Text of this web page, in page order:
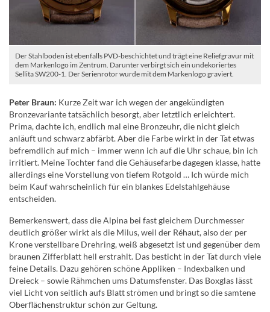
Der Stahlboden ist ebenfalls PVD-beschichtet und trägt eine Reliefgravur mit
dem Markenlogo im Zentrum. Darunter verbirgt sich ein undekoriertes
Sellita SW200-1. Der Serienrotor wurde mit dem Markenlogo graviert.
Peter Braun: Kurze Zeit war ich wegen der angekündigten
Bronzevariante tatsächlich besorgt, aber letztlich erleichtert.
Prima, dachte ich, endlich mal eine Bronzeuhr, die nicht gleich
anläuft und schwarz abfärbt. Aber die Farbe wirkt in der Tat etwas
befremdlich auf mich – immer wenn ich auf die Uhr schaue, bin ich
irritiert. Meine Tochter fand die Gehäusefarbe dagegen klasse, hatte
allerdings eine Vorstellung von tiefem Rotgold … Ich würde mich
beim Kauf wahrscheinlich für ein blankes Edelstahlgehäuse
entscheiden.
Bemerkenswert, dass die Alpina bei fast gleichem Durchmesser
deutlich größer wirkt als die Milus, weil der Réhaut, also der per
Krone verstellbare Drehring, weiß abgesetzt ist und gegenüber dem
braunen Zifferblatt hell erstrahlt. Das besticht in der Tat durch viele
feine Details. Dazu gehören schöne Appliken – Indexbalken und
Dreieck – sowie Rähmchen ums Datumsfenster. Das Boxglas lässt
viel Licht von seitlich aufs Blatt strömen und bringt so die samtene
Oberflächenstruktur schön zur Geltung.